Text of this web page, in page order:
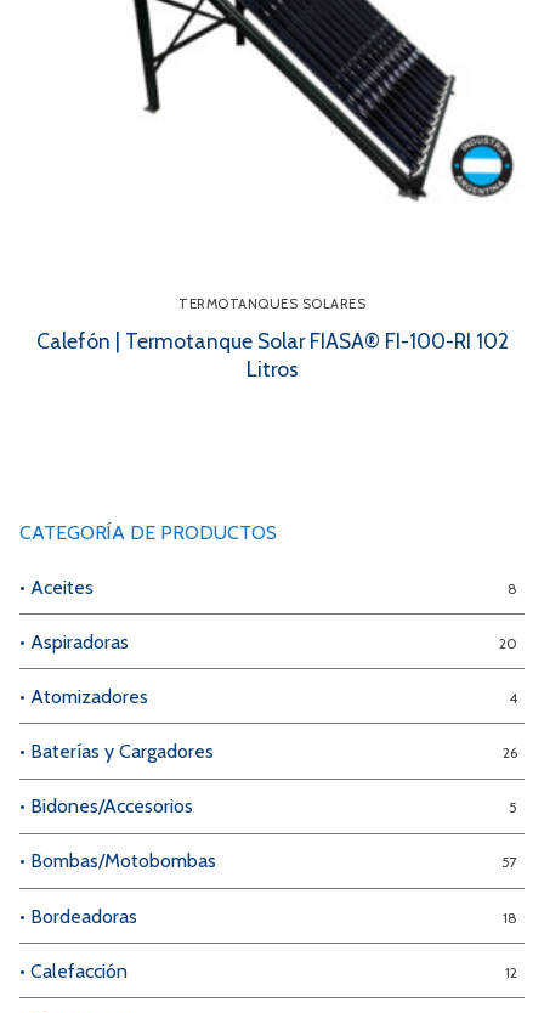
TERMOTANQUES SOLARES
Calefón | Termotanque Solar FIASA® FI-100-RI 102
Litros
CATEGORÍA DE PRODUCTOS
• Aceites 8
• Aspiradoras 20
• Atomizadores 4
• Baterías y Cargadores 26
• Bidones/Accesorios 5
• Bombas/Motobombas 57
• Bordeadoras 18
• Calefacción 12